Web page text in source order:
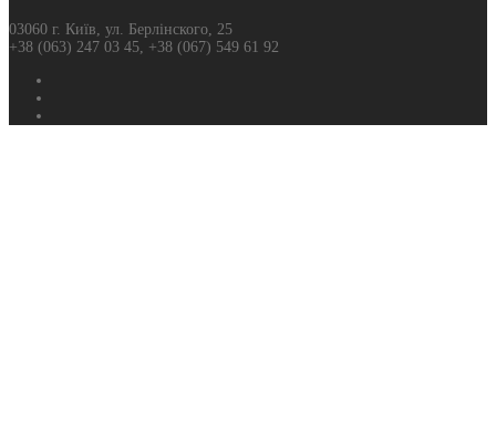
03060 г. Київ, ул. Берлінского, 25
+38 (063) 247 03 45, +38 (067) 549 61 92